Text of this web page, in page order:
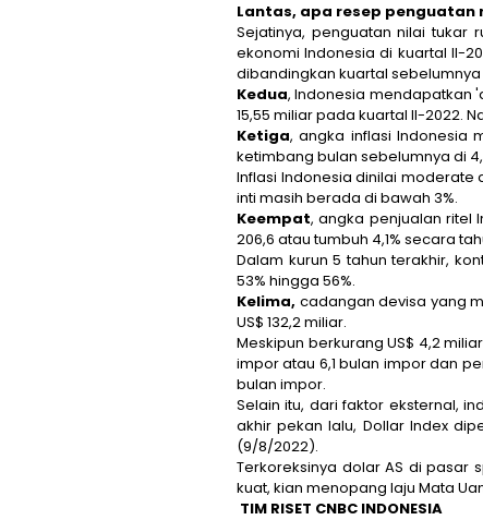
Lantas, apa resep penguatan
Sejatinya, penguatan nilai
ekonomi Indonesia di kuartal II-
dibandingkan kuartal
Kedua, Indonesia mendapatkan
15,55 miliar pada kuartal II-2022.
Ketiga, angka inflasi Indonesia
ketimbang bulan sebelumnya di
Inflasi Indonesia dinilai
inti masih berada di bawah 3%.
Keempat, angka penjualan ritel
206,6 atau tumbuh 4,1% secara
Dalam kurun 5 tahun terakhir,
53% hingga 56%.
Kelima, cadangan devisa yang
US$ 132,2 miliar.
Meskipun berkurang US$ 4,2
impor atau 6,1 bulan impor dan
bulan impor.
Selain itu, dari faktor eksternal,
akhir pekan lalu, Dollar Index
(9/8/2022).
Terkoreksinya dolar AS di pasar
kuat, kian menopang laju Mata
TIM RISET CNBC INDONESIA